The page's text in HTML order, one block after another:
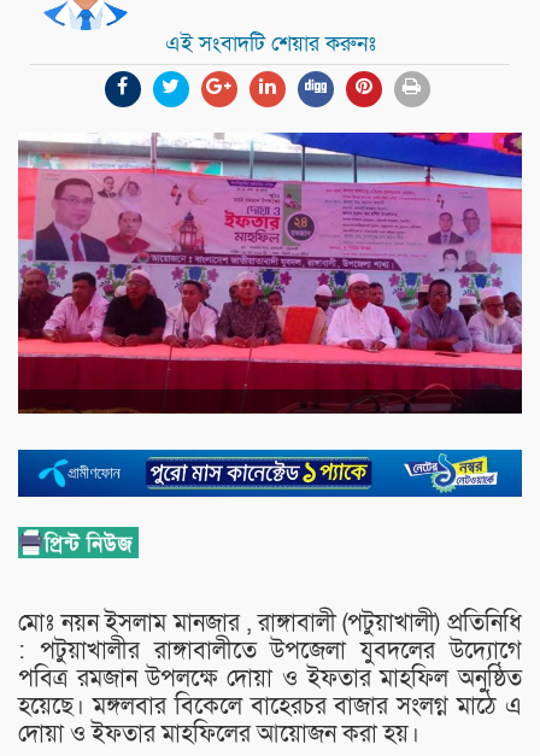
এই সংবাদটি শেয়ার করুনঃ
মোঃ নয়ন ইসলাম মানজার , রাঙ্গাবালী (পটুয়াখালী) প্রতিনিধি
: পটুয়াখালীর রাঙ্গাবালীতে উপজেলা যুবদলের উদ্যোগে
পবিত্র রমজান উপলক্ষে দোয়া ও ইফতার মাহফিল অনুষ্ঠিত
হয়েছে। মঙ্গলবার বিকেলে বাহেরচর বাজার সংলগ্ন মাঠে এ
দোয়া ও ইফতার মাহফিলের আয়োজন করা হয়।